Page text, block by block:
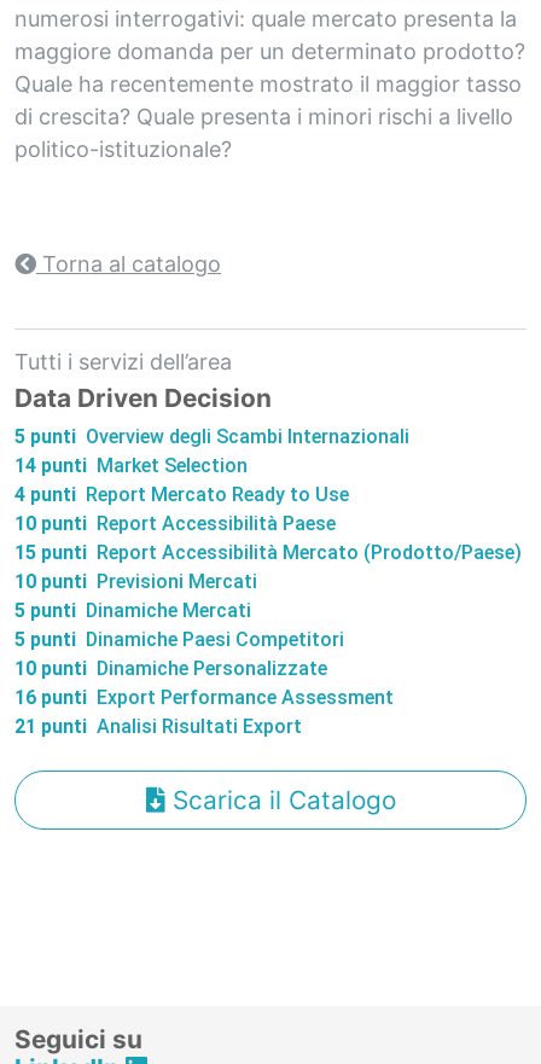
Tutti i servizi dell’area
Data Driven Decision
5 punti Overview degli Scambi Internazionali
14 punti Market Selection
4 punti Report Mercato Ready to Use
10 punti Report Accessibilità Paese
15 punti Report Accessibilità Mercato (Prodotto/Paese)
10 punti Previsioni Mercati
5 punti Dinamiche Mercati
5 punti Dinamiche Paesi Competitori
10 punti Dinamiche Personalizzate
16 punti Export Performance Assessment
21 punti Analisi Risultati Export
Scarica il Catalogo
numerosi interrogativi: quale mercato presenta la
maggiore domanda per un determinato prodotto?
Quale ha recentemente mostrato il maggior tasso
di crescita? Quale presenta i minori rischi a livello
politico-istituzionale?
Torna al catalogo
Seguici su